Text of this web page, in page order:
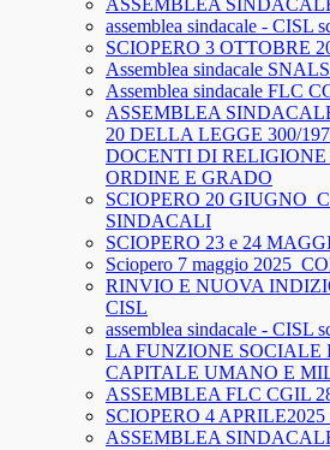
ASSEMBLEA
assemblea sindacale - CISL
SCIOPERO 3 OTTOBRE
Assemblea sindacale SNALS
Assemblea sindacale FLC
ASSEMBLEA
20 DELLA LEGGE 300/
DOCENTI DI
ORDINE E GRADO
SCIOPERO 20
SINDACALI
SCIOPERO 23 e 24
Sciopero 7 maggio
RINVIO E NUOVA
CISL
assemblea sindacale - CISL
LA FUNZIONE SOCIALE
CAPITALE UMANO E
ASSEMBLEA FLC CGIL
SCIOPERO 4
ASSEMBLEA